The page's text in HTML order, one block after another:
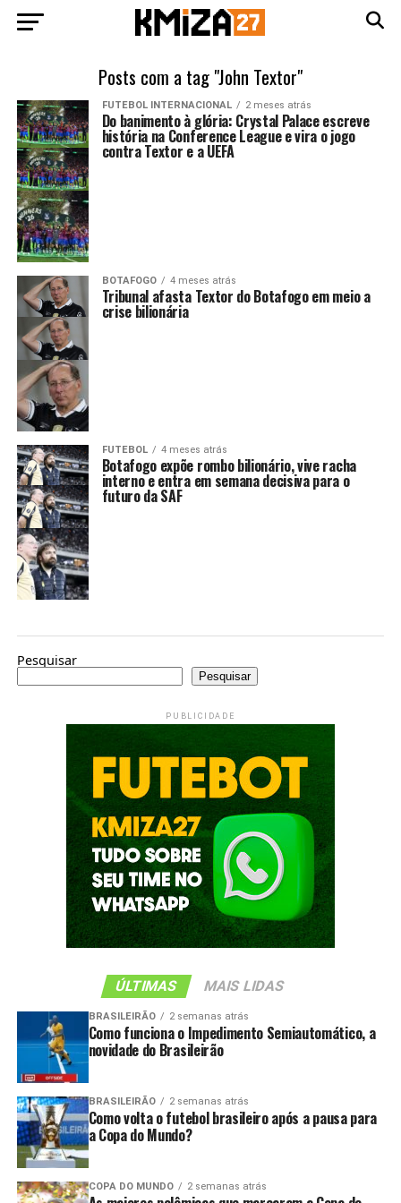
Posts com a tag "John Textor"
FUTEBOL INTERNACIONAL 2 meses atrás
Do banimento à glória: Crystal Palace escreve
história na Conference League e vira o jogo
contra Textor e a UEFA
BOTAFOGO 4 meses atrás
Tribunal afasta Textor do Botafogo em meio a
crise bilionária
FUTEBOL 4 meses atrás
Botafogo expõe rombo bilionário, vive racha
interno e entra em semana decisiva para o
futuro da SAF
Pesquisar
Pesquisar
PUBLICIDADE
ÚLTIMAS MAIS LIDAS
BRASILEIRÃO 2 semanas atrás
Como funciona o Impedimento Semiautomático, a
novidade do Brasileirão
BRASILEIRÃO 2 semanas atrás
Como volta o futebol brasileiro após a pausa para
a Copa do Mundo?
COPA DO MUNDO 2 semanas atrás